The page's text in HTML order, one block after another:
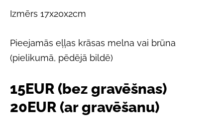
Izmērs 17x20x2cm
Pieejamās eļļas krāsas melna vai brūna
(pielikumā, pēdējā bildē)
15EUR (bez gravēšnas)
20EUR (ar gravēšanu)